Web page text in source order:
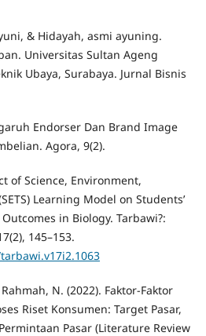
& Hidayah, asmi ayuning.
Universitas Sultan Ageng
Ubaya, Surabaya. Jurnal Bisnis
Endorser Dan Brand Image
Agora, 9(2).
of Science, Environment,
Learning Model on Students’
in Biology. Tarbawi?:
145–153.
N. (2022). Faktor-Faktor
Riset Konsumen: Target Pasar,
Pasar (Literature Review